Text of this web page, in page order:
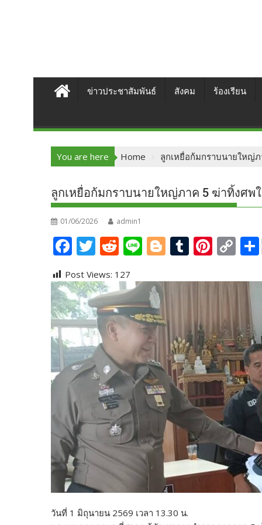
ข่าวประชาสัมพันธ์ สังคม ร้องเรียน
You are here Home ลูกเหยื่อก้มกราบนายใหญ่
ลูกเหยื่อก้มกราบนายใหญ่ภาค 5 ฆ่าทิ้งศพ
01/06/2026 admin1
F
e
b
o
o
k
T
itt
er
R
d
di
t
Li
e
Bl
g
g
er
T
m
r
Pi
er
st
C
p
Li
n
k
Post Views: 127
วันที่ 1 มิถุนายน 2569 เวลา 13.30 น.